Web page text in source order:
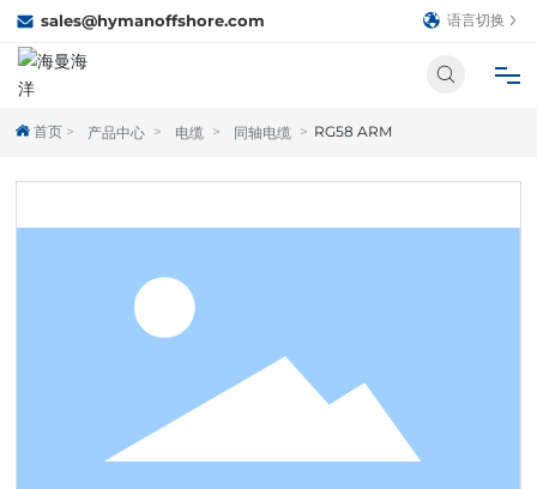
sales@hymanoffshore.com 语言切换
首页
首页 产品中心 电缆 同轴电缆 RG58 ARM